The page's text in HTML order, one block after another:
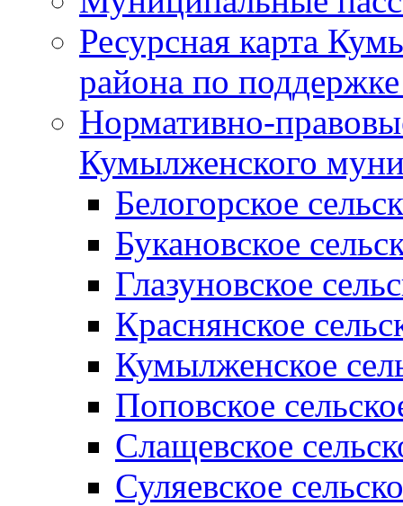
Ресурсная карта
района по
Нормативно-
Кумылженского
Белогорское
Букановское
Глазуновское
Краснянское
Кумылженское
Поповское
Слащевское
Суляевское